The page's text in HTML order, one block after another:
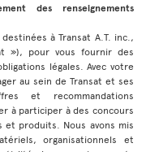
des renseignements
à Transat A.T. inc.,
»), pour vous fournir des
légales. Avec votre
au sein de Transat et ses
et recommandations
à participer à des concours
et produits. Nous avons mis
organisationnels et